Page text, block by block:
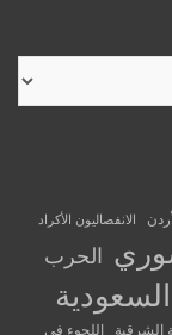
الانفصاليون الأكراد
الحرب
السعودية
الشرقية اللجوء في